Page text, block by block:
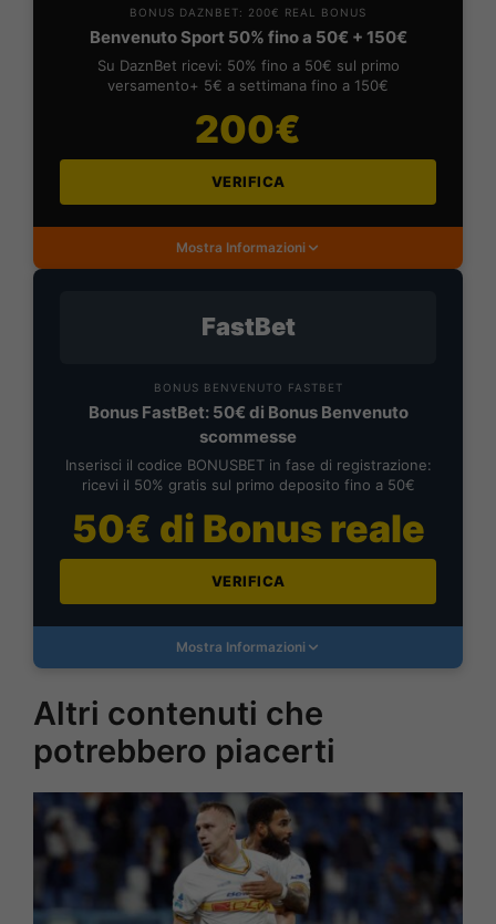
BONUS DAZNBET: 200€ REAL BONUS
Benvenuto Sport 50% fino a 50€ + 150€
Su DaznBet ricevi: 50% fino a 50€ sul primo
versamento+ 5€ a settimana fino a 150€
200€
VERIFICA
Mostra Informazioni
FastBet
BONUS BENVENUTO FASTBET
Bonus FastBet: 50€ di Bonus Benvenuto
scommesse
Inserisci il codice BONUSBET in fase di registrazione:
ricevi il 50% gratis sul primo deposito fino a 50€
50€ di Bonus reale
VERIFICA
Mostra Informazioni
Altri contenuti che
potrebbero piacerti